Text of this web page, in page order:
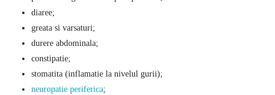
diaree;
greata si varsaturi;
durere abdominala;
constipatie;
stomatita (inflamatie la nivelul gurii);
neuropatie periferica;